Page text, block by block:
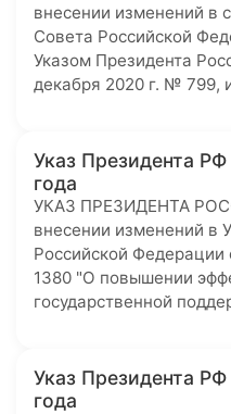
внесении изменений в
Совета Российской
Указом Президента
декабря 2020 г. № 799,
Указ Президента
года
УКАЗ ПРЕЗИДЕНТА
внесении изменений в
Российской Федерации
1380 "О повышении
государственной
Указ Президента
года